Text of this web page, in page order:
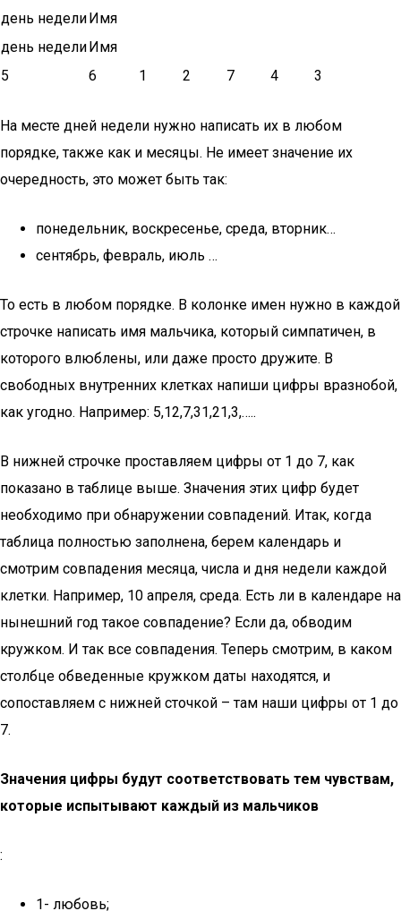
день неделиИмя
день неделиИмя
5
6 1 2 7 4 3
На месте дней недели нужно написать их в любом
порядке, также как и месяцы. Не имеет значение их
очередность, это может быть так:
понедельник, воскресенье, среда, вторник…
сентябрь, февраль, июль …
То есть в любом порядке. В колонке имен нужно в каждой
строчке написать имя мальчика, который симпатичен, в
которого влюблены, или даже просто дружите. В
свободных внутренних клетках напиши цифры вразнобой,
как угодно. Например: 5,12,7,31,21,3,…..
В нижней строчке проставляем цифры от 1 до 7, как
показано в таблице выше. Значения этих цифр будет
необходимо при обнаружении совпадений. Итак, когда
таблица полностью заполнена, берем календарь и
смотрим совпадения месяца, числа и дня недели каждой
клетки. Например, 10 апреля, среда. Есть ли в календаре на
нынешний год такое совпадение? Если да, обводим
кружком. И так все совпадения. Теперь смотрим, в каком
столбце обведенные кружком даты находятся, и
сопоставляем с нижней сточкой – там наши цифры от 1 до
7.
Значения цифры будут соответствовать тем чувствам,
которые испытывают каждый из мальчиков
:
1- любовь;